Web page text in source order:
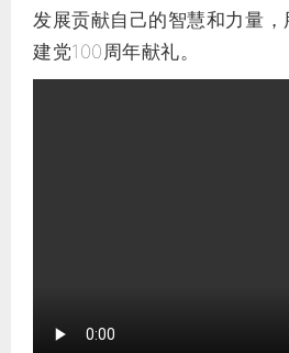
发展贡献自己的智慧和力量
建党100周年献礼。